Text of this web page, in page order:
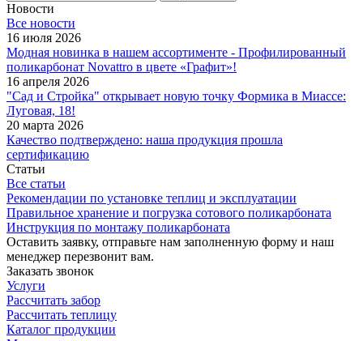
Новости
Все новости
16 июля 2026
Модная новинка в нашем ассортименте - Профилированный
поликарбонат Novattro в цвете «Графит»!
16 апреля 2026
"Сад и Стройка" открывает новую точку Формика в Миассе:
Луговая, 18!
20 марта 2026
Качество подтверждено: наша продукция прошла
сертификацию
Статьи
Все статьи
Рекомендации по установке теплиц и эксплуатации
Правильное хранение и погрузка сотового поликарбоната
Инструкция по монтажу поликарбоната
Оставить заявку, отправьте нам заполненную форму и наш
менеджер перезвонит вам.
Заказать звонок
Услуги
Рассчитать забор
Рассчитать теплицу
Каталог продукции